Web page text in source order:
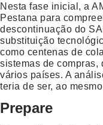
Nesta fase inicial, a
Pestana para
descontinuação do
substituição
como centenas de
sistemas de compras,
vários países. A
teria de ser, ao
Prepare